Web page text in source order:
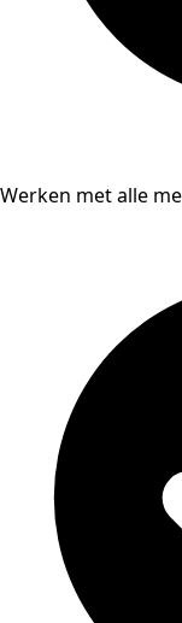
Werken met alle